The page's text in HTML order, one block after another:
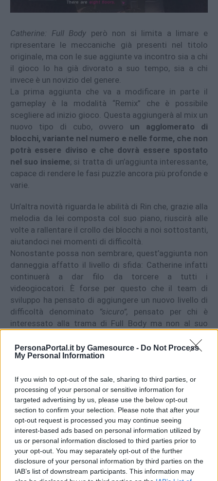
PersonaPortal.it by Gamesource - Do Not Process
My Personal Information
If you wish to opt-out of the sale, sharing to third parties, or
processing of your personal or sensitive information for
targeted advertising by us, please use the below opt-out
section to confirm your selection. Please note that after your
opt-out request is processed you may continue seeing
interest-based ads based on personal information utilized by
us or personal information disclosed to third parties prior to
your opt-out. You may separately opt-out of the further
disclosure of your personal information by third parties on the
IAB’s list of downstream participants. This information may
Catherine: Full Body però non si limita a limare e
ripresentare le meccaniche già presenti nel titolo
originale, ma con le sue aggiunte va incontro sia a chi
il gioco lo ha già divorato a suo tempo, sia a chi
invece è un novizio del genere.
La prima aggiunta che va a modificare in parte il
gameplay è la modalità “Remix” che è possibile
scegliere ad inizio gioco. Questa aggiungerà al mix un
nuovo tipo di cubo, ovvero un agglomerato di
blocchi, variante nel numero e nelle forme, che non
potrà essere diviso e che dovrà essere spostato
nel suo insieme; si tratta di un’aggiunta interessante,
capace di rendere le fasi puzzle ancora più profonde e
varie.
Un’altra novità riguarda le abilità di Rin che, grazie alla
melodia da lei composta col suo piano, riuscirà alle
volte a rallentare il crollo dei blocchi a noi sottostanti,
aiutandoci nei momenti di difficoltà.
Nonostante possa non sembrare, quest’aggiunta non
danneggia affatto il livello di sfida: Catherine infatti
continuerà a dar filo da torcere a tutti i
videogiocatori. È forse per questo che il team di
sviluppo ha pensato di aggiungere un nuovo livello di
difficoltà denominato ”sicuro”, pensato per chi è
interessato alla trama di Full Body ma non al suo
preoccupare del tempo limite imposto dalla caduta
dei blocchi, ma sarà possibile saltare direttamente le
si trova comunque in difficoltà, è stata aggiunta
anche la funzione Auto-play, che entrerà
automaticamente in funzione (anche nelle modalità
più alte) in seguito al riavvio del livello e farà sì che
Vincent, controllato dall’IA, scali da solo i livelli.
L’Auto-Play può essere disattivato con la pressione
del tasto Options.
Le migliorie di questa edizione però non riguardano